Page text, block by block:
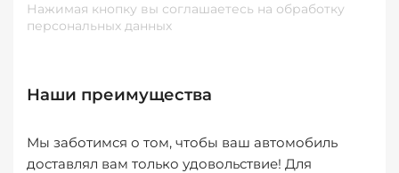
Нажимая кнопку вы соглашаетесь на обработку
персональных данных
Наши преимущества
Мы заботимся о том, чтобы ваш автомобиль
доставлял вам только удовольствие! Для